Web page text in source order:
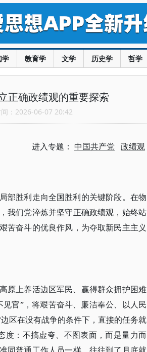
学 教育学 文学 历史学 哲学
正确政绩观的重要探索
：2026-06-07 20:42
进入专题： 中国共产党 政绩观
部胜利走向全国胜利的关键阶段。在物
我们党淬炼并坚守正确政绩观，始终站
苦奋斗的优良作风，为夺取新民主主义
原上养活边区军民、赢得群众拥护困难
见官”，将艰苦奋斗、廉洁奉公、以人民
区在没有战争的条件下，直接的任务就
度：不搞虚夸、不图表面，而是量力而
同普通工作人员一样，往往到了月底就